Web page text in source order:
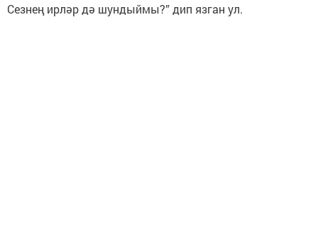
Сезнең ирләр дә шундыймы?” дип язган ул.